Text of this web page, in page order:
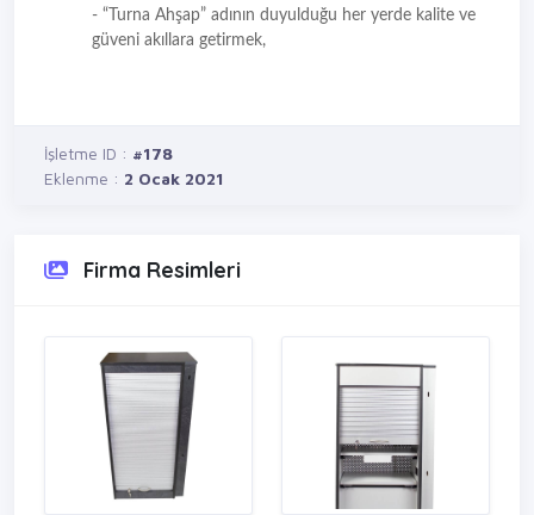
- “Turna Ahşap” adının duyulduğu her yerde kalite ve
güveni akıllara getirmek,
İşletme ID : #178
Eklenme : 2 Ocak 2021
Firma Resimleri